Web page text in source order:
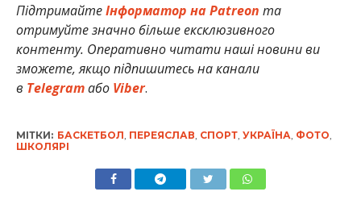
ПідтримайтеІнформатор на Patreon та
отримуйте значно більше ексклюзивного
контенту. Оперативно читати наші новини ви
зможете, якщо підпишитесь на канали
в Telegramабо Viber.
МІТКИ: БАСКЕТБОЛ ПЕРЕЯСЛАВ СПОРТ, УКРАЇНА ФОТО
ШКОЛЯРІ